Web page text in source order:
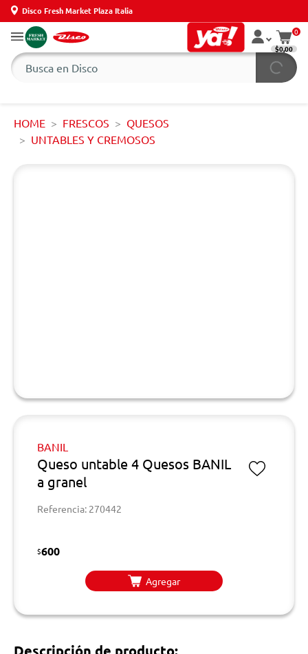
Disco Fresh Market Plaza Italia
0
$0,00
HOME FRESCOS
QUESOS
UNTABLES Y CREMOSOS
BANIL
Queso untable 4 Quesos BANIL
a granel
Referencia: 270442
$600
Agregar